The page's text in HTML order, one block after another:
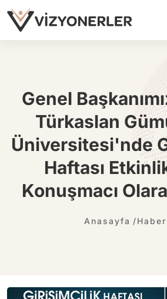
Genel
Türkaslan
Üniversitesi'nde
Haftası
Konuşmacı
Anasayfa